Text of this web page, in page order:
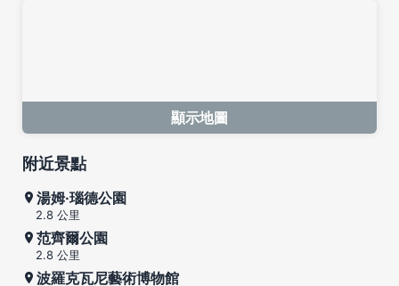
顯示地圖
附近景點
湯姆·瑙德公園
2.8 公里
范齊爾公園
2.8 公里
波羅克瓦尼藝術博物館